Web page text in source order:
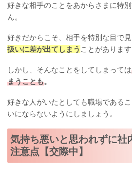
好きな相手のことをあからさまに特
ん。
好きだからこそ、相手を特別な目で見
扱いに差が出てしまう ことがあります
しかし、そんなことをしてしまっては
まうことも。
好きな人がいたとしても職場である
いにならないようにしましょう。
気持ち悪いと思われずに社
注意点【交際中】